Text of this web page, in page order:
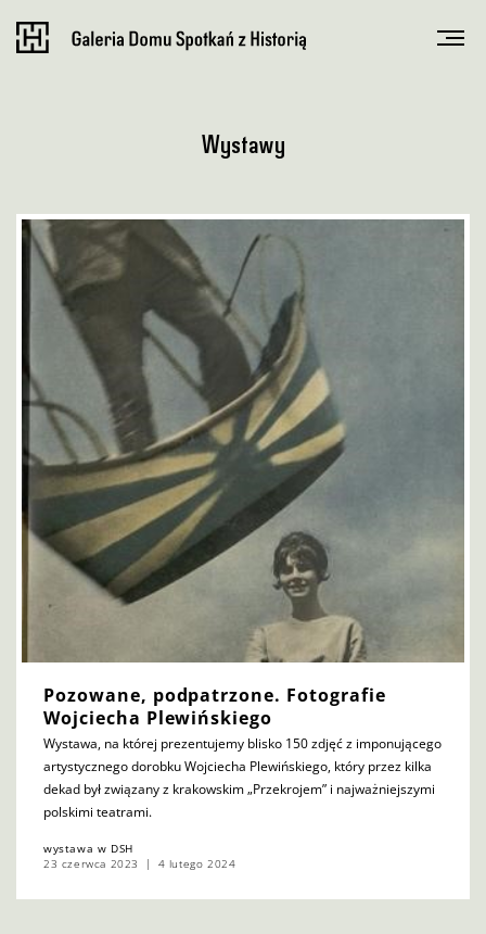
Wystawy
Pozowane, podpatrzone. Fotografie
Wojciecha Plewińskiego
Wystawa, na której prezentujemy blisko 150 zdjęć z imponującego
artystycznego dorobku Wojciecha Plewińskiego, który przez kilka
dekad był związany z krakowskim „Przekrojem” i najważniejszymi
polskimi teatrami.
wystawa w DSH
23 czerwca 2023
4 lutego 2024